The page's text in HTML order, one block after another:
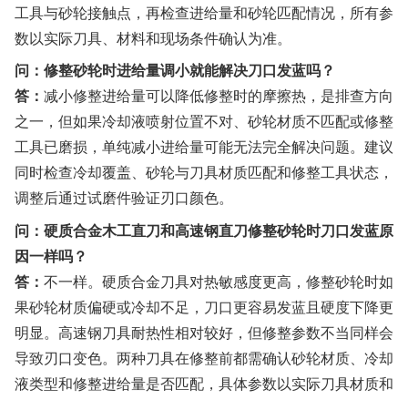
工具与砂轮接触点，再检查进给量和砂轮匹配情况，所有参
数以实际刀具、材料和现场条件确认为准。
问：修整砂轮时进给量调小就能解决刀口发蓝吗？
答： 减小修整进给量可以降低修整时的摩擦热，是排查方向
之一，但如果冷却液喷射位置不对、砂轮材质不匹配或修整
工具已磨损，单纯减小进给量可能无法完全解决问题。建议
同时检查冷却覆盖、砂轮与刀具材质匹配和修整工具状态，
调整后通过试磨件验证刃口颜色。
问：硬质合金木工直刀和高速钢直刀修整砂轮时刀口发蓝原
因一样吗？
答： 不一样。硬质合金刀具对热敏感度更高，修整砂轮时如
果砂轮材质偏硬或冷却不足，刀口更容易发蓝且硬度下降更
明显。高速钢刀具耐热性相对较好，但修整参数不当同样会
导致刃口变色。两种刀具在修整前都需确认砂轮材质、冷却
液类型和修整进给量是否匹配，具体参数以实际刀具材质和